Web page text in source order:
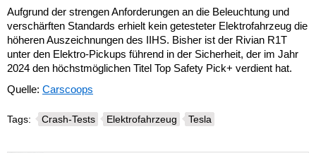
Aufgrund der strengen Anforderungen an die Beleuchtung und
verschärften Standards erhielt kein getesteter Elektrofahrzeug die
höheren Auszeichnungen des IIHS. Bisher ist der Rivian R1T
unter den Elektro-Pickups führend in der Sicherheit, der im Jahr
2024 den höchstmöglichen Titel Top Safety Pick+ verdient hat.
Quelle: Carscoops
Tags: Crash-Tests Elektrofahrzeug Tesla